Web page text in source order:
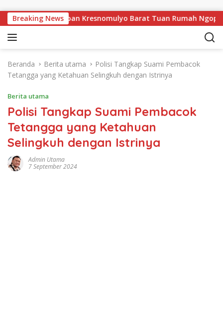
Breaking News
Pekon Persiapan Kresnomulyo Barat Tuan Rumah Ngopi
Beranda Berita utama
Polisi Tangkap Suami Pembacok
Tetangga yang Ketahuan Selingkuh dengan Istrinya
Berita utama
Polisi Tangkap Suami Pembacok
Tetangga yang Ketahuan
Selingkuh dengan Istrinya
Admin Utama
7 September 2024